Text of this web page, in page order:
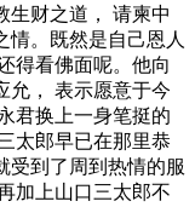
生财之道， 请柬中
情。既然是自己恩人
得看佛面呢。他向
允， 表示愿意于今
君换上一身笔挺的
太郎早已在那里恭
受到了周到热情的服
加上山口三太郎不